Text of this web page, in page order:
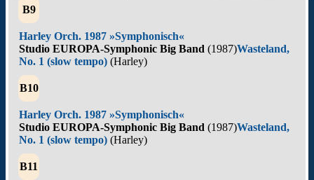
B9
Harley Orch. 1987 »Symphonisch«
Studio EUROPA-Symphonic Big Band (1987)Wasteland,
No. 1 (slow tempo) (Harley)
B10
Harley Orch. 1987 »Symphonisch«
Studio EUROPA-Symphonic Big Band (1987)Wasteland,
No. 1 (slow tempo) (Harley)
B11